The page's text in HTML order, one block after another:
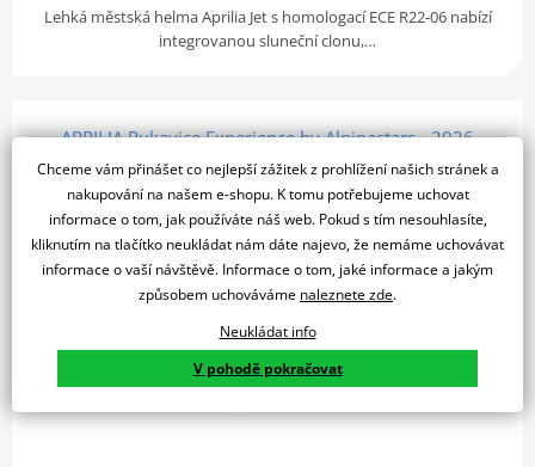
Lehká městská helma Aprilia Jet s homologací ECE R22-06 nabízí
integrovanou sluneční clonu,…
APRILIA Rukavice Experience by Alpinestars - 2026
Chceme vám přinášet co nejlepší zážitek z prohlížení našich stránek a
nakupování na našem e-shopu. K tomu potřebujeme uchovat
informace o tom, jak používáte náš web. Pokud s tím nesouhlasíte,
kliknutím na tlačítko neukládat nám dáte najevo, že nemáme uchovávat
informace o vaší návštěvě. Informace o tom, jaké informace a jakým
způsobem uchováváme naleznete zde.
Neukládat info
V pohodě pokračovat